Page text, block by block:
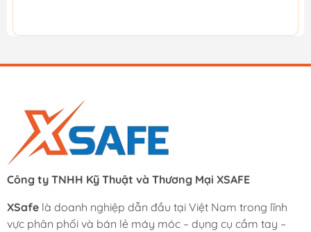
Công ty TNHH Kỹ Thuật và Thương Mại XSAFE
XSafe là doanh nghiệp dẫn đầu tại Việt Nam trong lĩnh
vực phân phối và bán lẻ máy móc – dụng cụ cầm tay –